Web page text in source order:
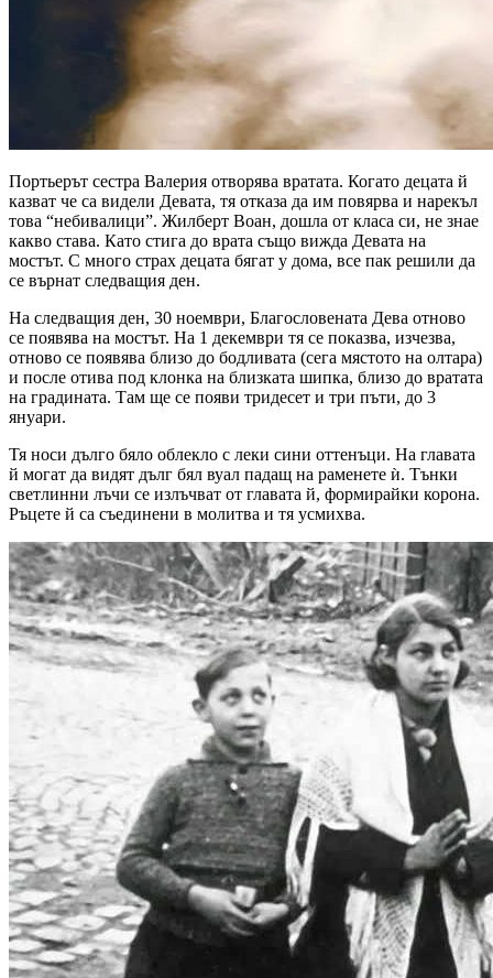
Портьерът сестра Валерия отворява вратата. Когато децата й
казват че са видели Девата, тя отказа да им повярва и нарекъл
това “небивалици”. Жилберт Воан, дошла от класа си, не знае
какво става. Като стига до врата също вижда Девата на
мостът. С много страх децата бягат у дома, все пак решили да
се върнат следващия ден.
На следващия ден, 30 ноември, Благословената Дева отново
се появява на мостът. На 1 декември тя се показва, изчезва,
отново се появява близо до бодливата (сега мястото на олтара)
и после отива под клонка на близката шипка, близо до вратата
на градината. Там ще се появи тридесет и три пъти, до 3
януари.
Тя носи дълго бяло облекло с леки сини оттенъци. На главата
й могат да видят дълг бял вуал падащ на раменете ѝ. Тънки
светлинни лъчи се излъчват от главата й, формирайки корона.
Ръцете й са съединени в молитва и тя усмихва.